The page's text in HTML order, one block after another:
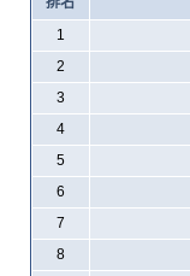
1
2
3
4
5
6
7
8